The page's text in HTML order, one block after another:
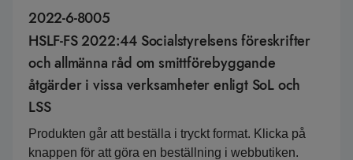
2022-6-8005
HSLF-FS 2022:44 Socialstyrelsens föreskrifter
och allmänna råd om smittförebyggande
åtgärder i vissa verksamheter enligt SoL och
LSS
Produkten går att beställa i tryckt format. Klicka på
knappen för att göra en beställning i webbutiken.